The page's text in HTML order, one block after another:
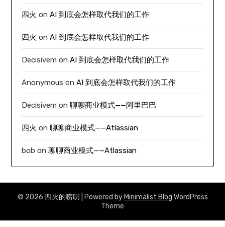
四火 onAI 到底会怎样取代我们的工作
四火 onAI 到底会怎样取代我们的工作
Decisivem onAI 到底会怎样取代我们的工作
Anonymous onAI 到底会怎样取代我们的工作
Decisivem on聊聊商业模式——阿里巴巴
四火 on聊聊商业模式——Atlassian
bob on聊聊商业模式——Atlassian
© 2026 四火的唠叨 | Powered by Minimalist Blog WordPress
Theme